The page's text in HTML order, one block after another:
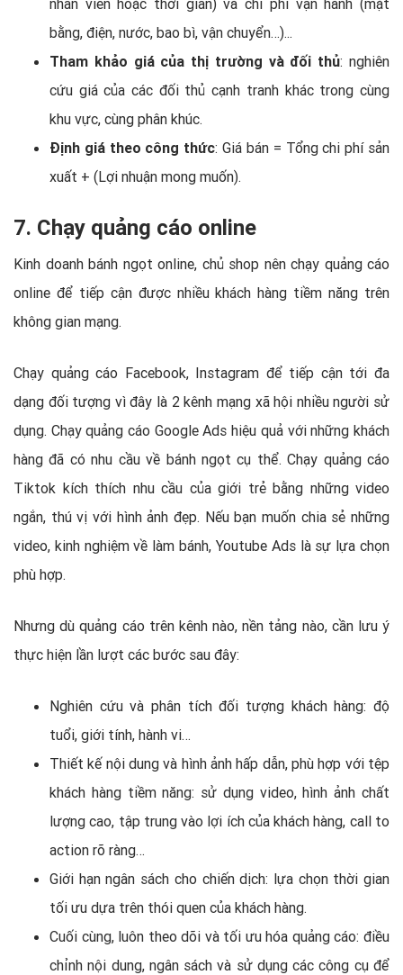
bằng, điện, nước, bao bì, vận chuyển…)...
Tham khảo giá của thị trường và đối thủ: nghiên
cứu giá của các đối thủ cạnh tranh khác trong cùng
khu vực, cùng phân khúc.
Định giá theo công thức: Giá bán = Tổng chi phí sản
xuất + (Lợi nhuận mong muốn).
7. Chạy quảng cáo online
Kinh doanh bánh ngọt online, chủ shop nên chạy quảng cáo
online để tiếp cận được nhiều khách hàng tiềm năng trên
không gian mạng.
Chạy quảng cáo Facebook, Instagram để tiếp cận tới đa
dạng đối tượng vì đây là 2 kênh mạng xã hội nhiều người sử
dụng. Chạy quảng cáo Google Ads hiệu quả với những khách
hàng đã có nhu cầu về bánh ngọt cụ thể. Chạy quảng cáo
Tiktok kích thích nhu cầu của giới trẻ bằng những video
ngắn, thú vị với hình ảnh đẹp. Nếu bạn muốn chia sẻ những
video, kinh nghiệm về làm bánh, Youtube Ads là sự lựa chọn
phù hợp.
Nhưng dù quảng cáo trên kênh nào, nền tảng nào, cần lưu ý
thực hiện lần lượt các bước sau đây:
Nghiên cứu và phân tích đối tượng khách hàng: độ
tuổi, giới tính, hành vi…
Thiết kế nội dung và hình ảnh hấp dẫn, phù hợp với tệp
khách hàng tiềm năng: sử dụng video, hình ảnh chất
lượng cao, tập trung vào lợi ích của khách hàng, call to
action rõ ràng…
Giới hạn ngân sách cho chiến dịch: lựa chọn thời gian
tối ưu dựa trên thói quen của khách hàng.
Cuối cùng, luôn theo dõi và tối ưu hóa quảng cáo: điều
chỉnh nội dung, ngân sách và sử dụng các công cụ để